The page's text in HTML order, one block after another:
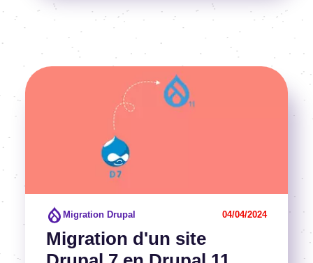
Migration d'un site
Migration Drupal 04/04/2024
Voir l'article
Image